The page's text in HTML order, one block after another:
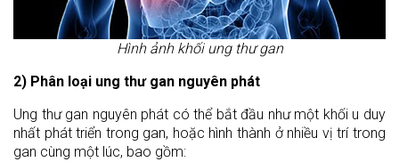
Hình ảnh khối ung thư gan
2) Phân loại ung thư gan nguyên phát
Ung thư gan nguyên phát có thể bắt đầu như một khối u duy
nhất phát triển trong gan, hoặc hình thành ở nhiều vị trí trong
gan cùng một lúc, bao gồm: